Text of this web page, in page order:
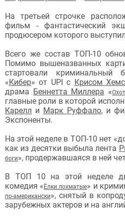
На третьей строчке
фильм - фантастический
продюсером которого выступил
Всего же состав ТОП-10
Помимо вышеназванных
стартовали криминальный
«Кибер» от UPI с Крисом
драма Беннетта Миллера «
главные роли в которой
Карелл и Марк Руффало, и
Экспоненты.
На этой неделе в ТОП-10 нет
как из десятки выбыла лента
боги», продержавшаяся в ней
В ТОП 10 на этой неделе
комедия « Ёлки лохматые» и
по-американски», снятый в
зарубежных актеров и на